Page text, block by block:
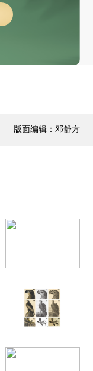
版面编辑：邓舒方